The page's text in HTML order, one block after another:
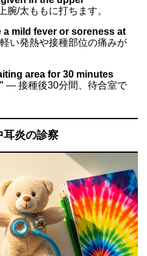
腕/太ももに打ちます。
a mild fever or soreness at
い発熱や接種部位の痛みが
area for 30 minutes
― 接種後30分間、待合室で
耳炎の診察